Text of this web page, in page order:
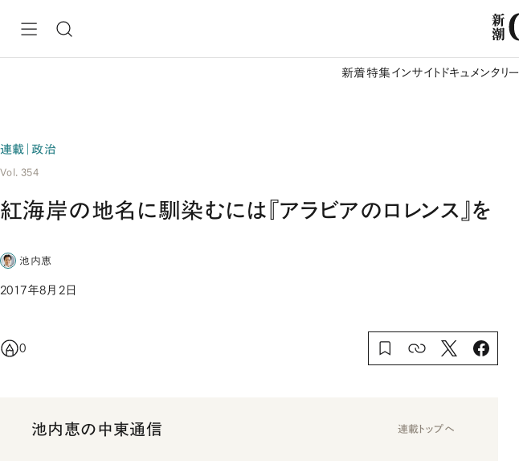
新着特集 インサイト ドキュメンタリー
連載｜政治
Vol. 354
紅海岸の地名に馴染むには『アラビアのロレンス』を
池内恵
2017年8月2日
0
池内恵の中東通信 連載トップへ